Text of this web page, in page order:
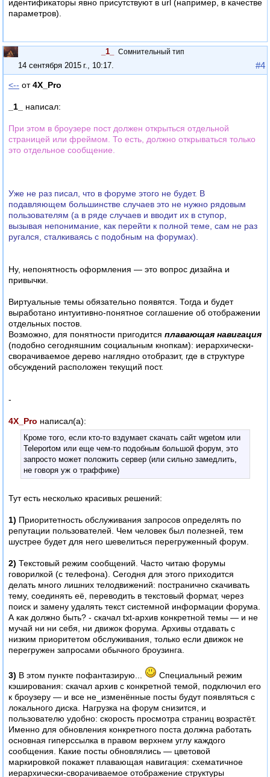
идентификаторы явно присутствуют в url (например, в качестве
параметров).
_1_ Сомнительный тип
14 сентября 2015 г., 10:17. #4
<-- от4X_Pro
_1_ написал:
При этом в броузере пост должен открыться отдельной
страницей или фреймом. То есть, должно открываться только
это отдельное сообщение.
Уже не раз писал, что в форуме этого не будет. В
подавляющем большинстве случаев это не нужно рядовым
пользователям (а в ряде случаев и вводит их в ступор,
вызывая непонимание, как перейти к полной теме, сам не раз
ругался, сталкиваясь с подобным на форумах).
Ну, непонятность оформления — это вопрос дизайна и
привычки.
Виртуальные темы обязательно появятся. Тогда и будет
выработано интуитивно-понятное соглашение об отображении
отдельных постов.
Возможно, для понятности пригодится плавающая навигация
(подобно сегодняшним социальным кнопкам): иерархически-
сворачиваемое дерево наглядно отобразит, где в структуре
обсуждений расположен текущий пост.
-
4X_Pro написал(а):
Кроме того, если кто-то вздумает скачать сайт wgetом или
Teleportом или еще чем-то подобным большой форум, это
запросто может положить сервер (или сильно замедлить,
не говоря уж о траффике)
Тут есть несколько красивых решений:
1) Приоритетность обслуживания запросов определять по
репутации пользователей. Чем человек был полезней, тем
шустрее будет для него шевелиться перегруженный форум.
2) Текстовый режим сообщений. Часто читаю форумы
говорилкой (с телефона). Сегодня для этого приходится
делать много лишних телодвижений: постранично скачивать
тему, соединять её, переводить в текстовый формат, через
поиск и замену удалять текст системной информации форума.
А как должно быть? - скачал txt-архив конкретной темы — и не
мучай ни ни себя, ни движок форума. Архивы отдавать с
низким приоритетом обслуживания, только если движок не
перегружен запросами обычного броузинга.
3) В этом пункте пофантазирую...
Специальный режим
кэширования: скачал архив с конкретной темой, подключил его
к броузеру — и все не_изменённые посты будут появляться с
локального диска. Нагрузка на форум снизится, и
пользователю удобно: скорость просмотра страниц возрастёт.
Именно для обновления конкретного поста должна работать
основная гиперссылка в правом верхнем углу каждого
сообщения. Какие посты обновлялись — цветовой
маркировкой покажет плавающая навигация: схематичное
иерархически-сворачиваемое отображение структуры